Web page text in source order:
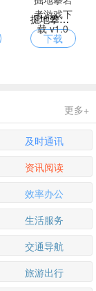
掘地攀岩者下载-掘地攀岩者游戏下载 v1.0
下载
更多+
及时通讯
资讯阅读
效率办公
生活服务
交通导航
旅游出行